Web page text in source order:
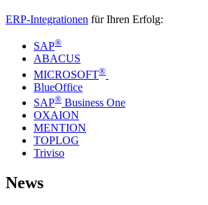
ERP-Integrationen für Ihren Erfolg:
SAP®
ABACUS
MICROSOFT®
BlueOffice
SAP® Business One
OXAION
MENTION
TOPLOG
Triviso
News